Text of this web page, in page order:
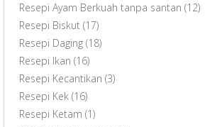
Resepi Ayam Berkuah tanpa santan (12)
Resepi Biskut (17)
Resepi Daging (18)
Resepi Ikan (16)
Resepi Kecantikan (3)
Resepi Kek (16)
Resepi Ketam (1)